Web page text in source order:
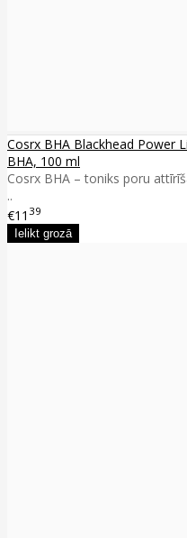
Cosrx BHA Blackhead Power
BHA, 100 ml
Cosrx BHA – toniks poru
..
€11 39